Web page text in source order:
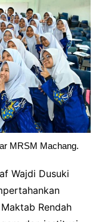
MRSM Machang.
Wajdi Dusuki
Rendah